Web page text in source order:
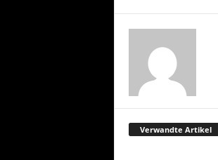
Verwandte Artikel